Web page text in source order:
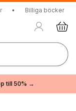
• Billiga böcker
till 50% →